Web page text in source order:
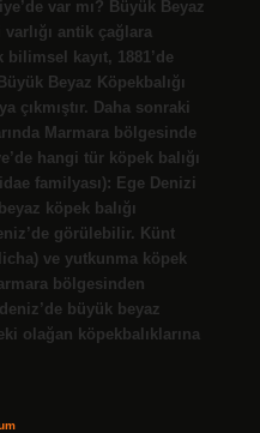
var mı? Büyük Beyaz
varlığı antik çağlara
kayıt, 1881’de
Beyaz Köpekbalığı
çıkmıştır. Daha sonraki
Marmara bölgesinde
hangi tür köpek balığı
familyası): Ege Denizi
köpek balığı
görülebilir. Künt
ve yutkunma köpek
bölgesinden
büyük beyaz
olağan köpekbalıklarına